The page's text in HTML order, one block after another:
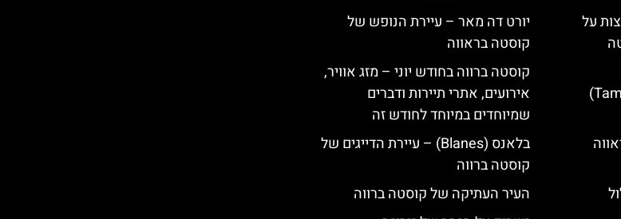
על
מלונות מומלצים בטמריו (Tamariu)
יורט דה מאר – עיירת הנופש של
קוסטה בראווה
קוסטה ברווה בחודש יוני – מזג אוויר,
אירועים, אתרי תיירות ודברים
שמיוחדים במיוחד לחודש זה
בלאנס (Blanes) – עיירת הדייגים של
קוסטה ברווה
העיר העתיקה של קוסטה ברווה